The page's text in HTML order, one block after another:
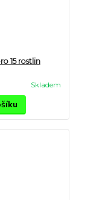
15 rostlin
Skladem